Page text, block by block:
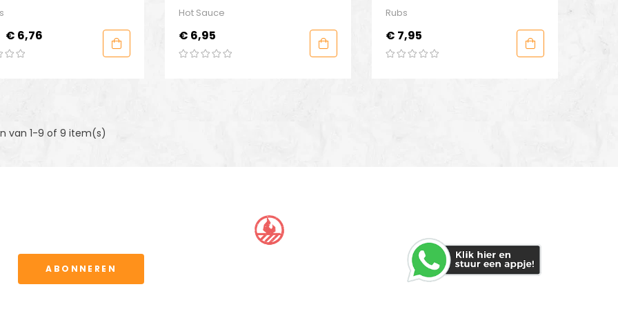
Prijs
€ 6,76
Juice
Hot Sauce
Prijs
€ 6,95
Seasoning
Rubs
Prijs
€ 7,95
van 1-9 of 9 item(s)
ABONNEREN